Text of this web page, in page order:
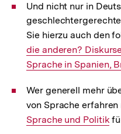
Und nicht nur in
Sie hierzu auch den
die anderen?
Sprache in Spanien,
Wer generell mehr
von Sprache
Sprache und Politik